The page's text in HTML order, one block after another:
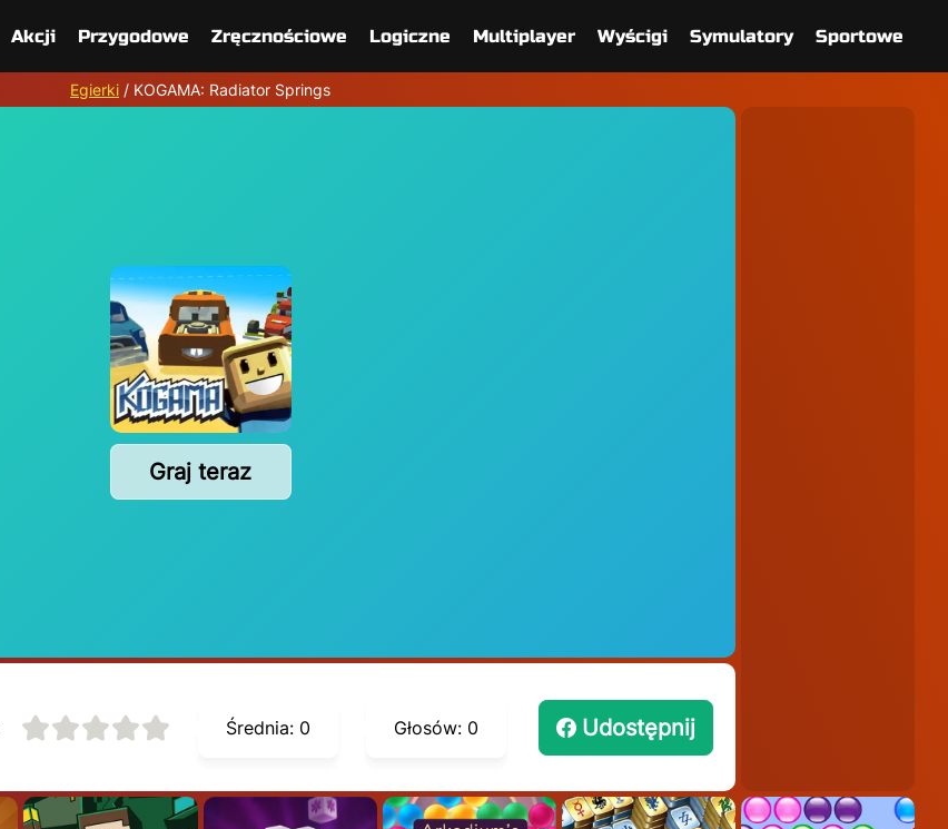
Akcji Przygodowe Zręcznościowe Logiczne Multiplayer Wyścigi Symulatory Sportowe
Egierki / KOGAMA: Radiator Springs
Graj teraz
Średnia: 0 Głosów: 0 Udostępnij